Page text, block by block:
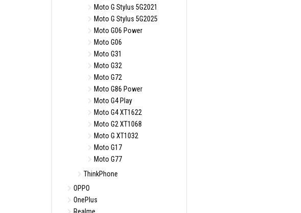
Moto G Stylus 5G2021
Moto G Stylus 5G2025
Moto G06 Power
Moto G06
Moto G31
Moto G32
Moto G72
Moto G86 Power
Moto G4 Play
Moto G4 XT1622
Moto G2 XT1068
Moto G XT1032
Moto G17
Moto G77
ThinkPhone
OPPO
OnePlus